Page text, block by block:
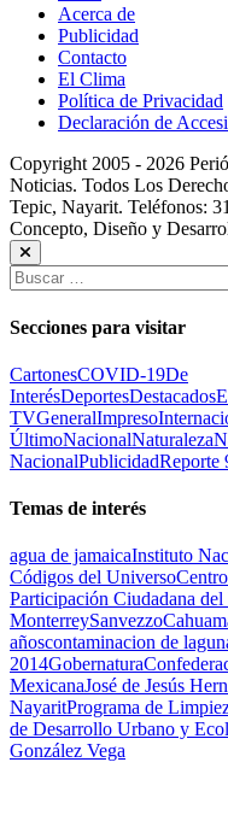
Acerca de
Publicidad
Contacto
El Clima
Política de Privacidad
Declaración de
Copyright 2005 - 2026
Noticias. Todos Los
Tepic, Nayarit. Teléfonos:
Concepto, Diseño y
Buscar:
Secciones para visitar
CartonesCOVID-19De
InterésDeportesDestacados
TVGeneralImpreso
ÚltimoNacionalNaturaleza
NacionalPublicidadReporte
Temas de interés
agua de jamaicaInstituto
Códigos del Universo
Participación Ciudadana
MonterreySanvezzo
añoscontaminacion de
2014Gobernatura
MexicanaJosé de Jesús
NayaritPrograma de
de Desarrollo Urbano y
González Vega